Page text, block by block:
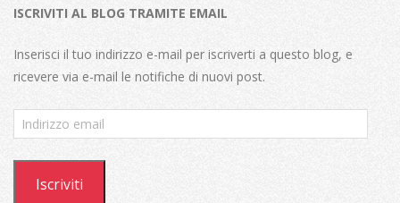
ISCRIVITI AL BLOG TRAMITE EMAIL
Inserisci il tuo indirizzo e-mail per iscriverti a questo blog, e
ricevere via e-mail le notifiche di nuovi post.
Indirizzo
email
Iscriviti